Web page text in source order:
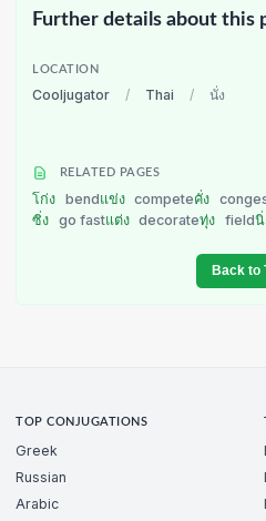
Further details about this
LOCATION
Cooljugator / Thai / นั่ง
RELATED PAGES
โก่ง bendแข่ง competeคั่ง
ซิ่ง go fastแต่ง decorateทุ่ง fieldนิ่
Back to
TOP CONJUGATIONS
Greek
Russian
Arabic